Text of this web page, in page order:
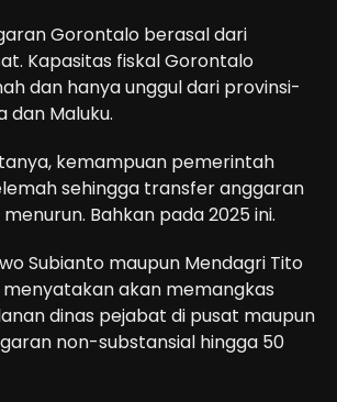
Gorontalo berasal dari
Kapasitas fiskal Gorontalo
dan hanya unggul dari provinsi-
dan Maluku.
kemampuan pemerintah
sehingga transfer anggaran
Bahkan pada 2025 ini.
Subianto maupun Mendagri Tito
akan memangkas
dinas pejabat di pusat maupun
non-substansial hingga 50